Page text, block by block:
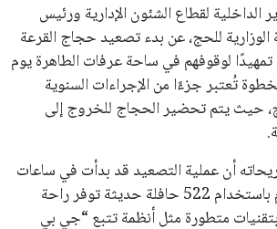
الداخلية لقطاع الشئون الإدارية ورئيس
الوزارية للحج، عن بدء تصعيد حجاج القرعة
تمهيدًا لوقوفهم في ساحة عرفات الطاهرة يوم
تُعتبر جزءًا من الإجراءات السنوية
حيث يتم تحضير الحجاج للخروج إلى
أن عملية التصعيد قد بدأت في ساعات
مبكرة من صباح اليوم باستخدام 522 حافلة حديثة توفر راحة
متطورة مثل أنظمة تتبع “جي بي